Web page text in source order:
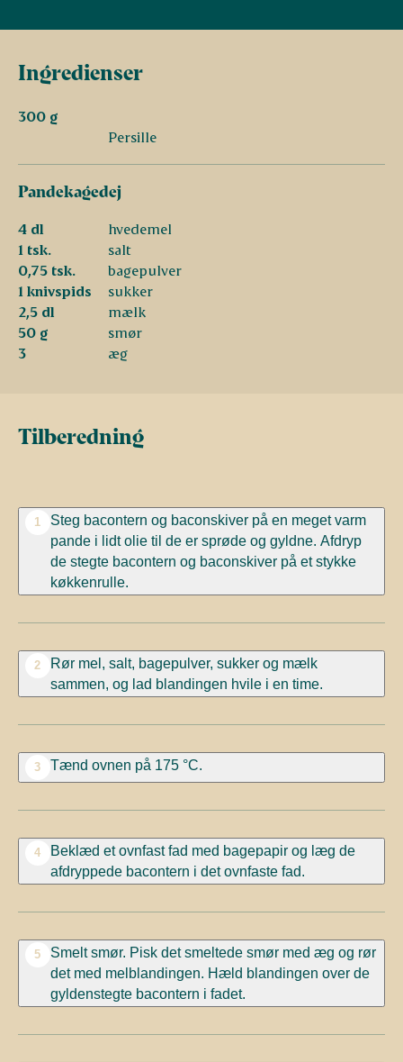
Ingredienser
300 g
Persille
Pandekagedej
4 dl
hvedemel
1 tsk.
salt
0,75 tsk.
bagepulver
1 knivspids
sukker
2,5 dl
mælk
50 g
smør
3
æg
Tilberedning
1
Steg bacontern og baconskiver på en meget varm
pande i lidt olie til de er sprøde og gyldne. Afdryp
de stegte bacontern og baconskiver på et stykke
køkkenrulle.
2
Rør mel, salt, bagepulver, sukker og mælk
sammen, og lad blandingen hvile i en time.
3 Tænd ovnen på 175 °C.
4
Beklæd et ovnfast fad med bagepapir og læg de
afdryppede bacontern i det ovnfaste fad.
5
Smelt smør. Pisk det smeltede smør med æg og rør
det med melblandingen. Hæld blandingen over de
gyldenstegte bacontern i fadet.